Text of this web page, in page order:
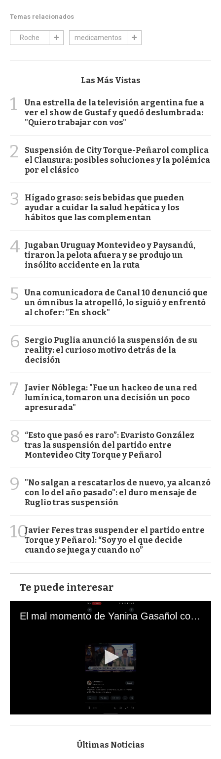
Temas relacionados
Roche medicamentos
Las Más Vistas
1
Una estrella de la televisión argentina fue a
ver el show de Gustaf y quedó deslumbrada:
"Quiero trabajar con vos"
2
Suspensión de City Torque-Peñarol complica
el Clausura: posibles soluciones y la polémica
por el clásico
3
Hígado graso: seis bebidas que pueden
ayudar a cuidar la salud hepática y los
hábitos que las complementan
4 Jugaban Uruguay Montevideo y Paysandú,
tiraron la pelota afuera y se produjo un
insólito accidente en la ruta
5
Una comunicadora de Canal 10 denunció que
un ómnibus la atropelló, lo siguió y enfrentó
al chofer: "En shock"
6
Sergio Puglia anunció la suspensión de su
reality: el curioso motivo detrás de la
decisión
7
Javier Nóblega: "Fue un hackeo de una red
lumínica, tomaron una decisión un poco
apresurada"
8
“Esto que pasó es raro”: Evaristo González
tras la suspensión del partido entre
Montevideo City Torque y Peñarol
9
"No salgan a rescatarlos de nuevo, ya alcanzó
con lo del año pasado": el duro mensaje de
Ruglio tras suspensión
10Javier Feres tras suspender el partido entre
Torque y Peñarol: “Soy yo el que decide
cuando se juega y cuando no”
Te puede interesar
El mal momento de Yanina Gasañol con un hincha argentino en "Subrayado"
s
Últimas Noticias